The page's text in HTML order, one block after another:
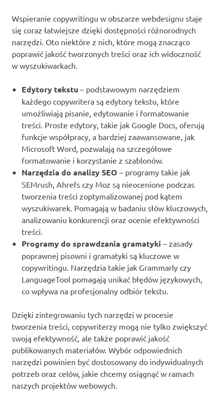
Wspieranie copywritingu w obszarze webdesignu staje
się coraz łatwiejsze dzięki dostępności różnorodnych
narzędzi. Oto niektóre z nich, które mogą znacząco
poprawić jakość tworzonych treści oraz ich widoczność
w wyszukiwarkach.
Edytory tekstu – podstawowym narzędziem
każdego copywritera są edytory tekstu, które
umożliwiają pisanie, edytowanie i formatowanie
treści. Proste edytory, takie jak Google Docs, oferują
funkcje współpracy, a bardziej zaawansowane, jak
Microsoft Word, pozwalają na szczegółowe
formatowanie i korzystanie z szablonów.
Narzędzia do analizy SEO – programy takie jak
SEMrush, Ahrefs czy Moz są nieocenione podczas
tworzenia treści zoptymalizowanej pod kątem
wyszukiwarek. Pomagają w badaniu słów kluczowych,
analizowaniu konkurencji oraz ocenie efektywności
treści.
Programy do sprawdzania gramatyki – zasady
poprawnej pisowni i gramatyki są kluczowe w
copywritingu. Narzędzia takie jak Grammarly czy
LanguageTool pomagają unikać błędów językowych,
co wpływa na profesjonalny odbiór tekstu.
Dzięki zintegrowaniu tych narzędzi w procesie
tworzenia treści, copywriterzy mogą nie tylko zwiększyć
swoją efektywność, ale także poprawić jakość
publikowanych materiałów. Wybór odpowiednich
narzędzi powinien być dostosowany do indywidualnych
potrzeb oraz celów, jakie chcemy osiągnąć w ramach
naszych projektów webowych.